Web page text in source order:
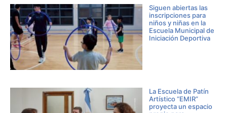
Siguen abiertas las
inscripciones para
niños y niñas en la
Escuela Municipal de
Iniciación Deportiva
La Escuela de Patín
Artístico “EMIR”
proyecta un espacio